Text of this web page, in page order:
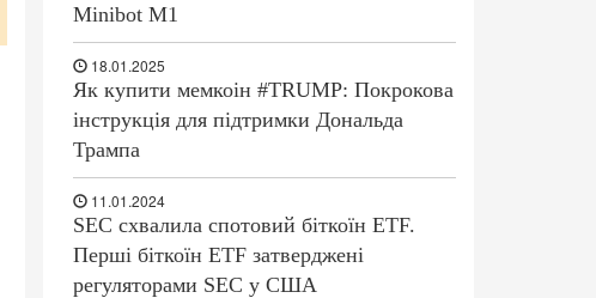
Minibot M1
18.01.2025
Як купити мемкоін #TRUMP: Покрокова
інструкція для підтримки Дональда
Трампа
11.01.2024
SEC схвалила спотовий біткоїн ETF.
Перші біткоїн ETF затверджені
регуляторами SEC у США